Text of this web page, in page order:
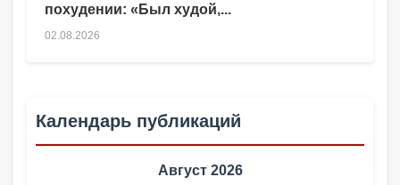
похудении: «Был худой,...
02.08.2026
Календарь публикаций
Август 2026